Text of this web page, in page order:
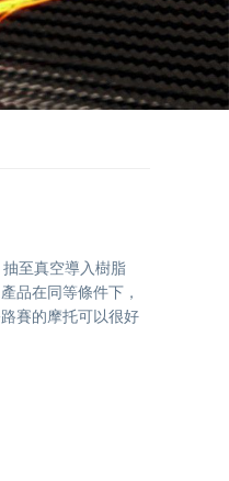
至真空導入樹脂
品在同等條件下，
賽的摩托可以很好